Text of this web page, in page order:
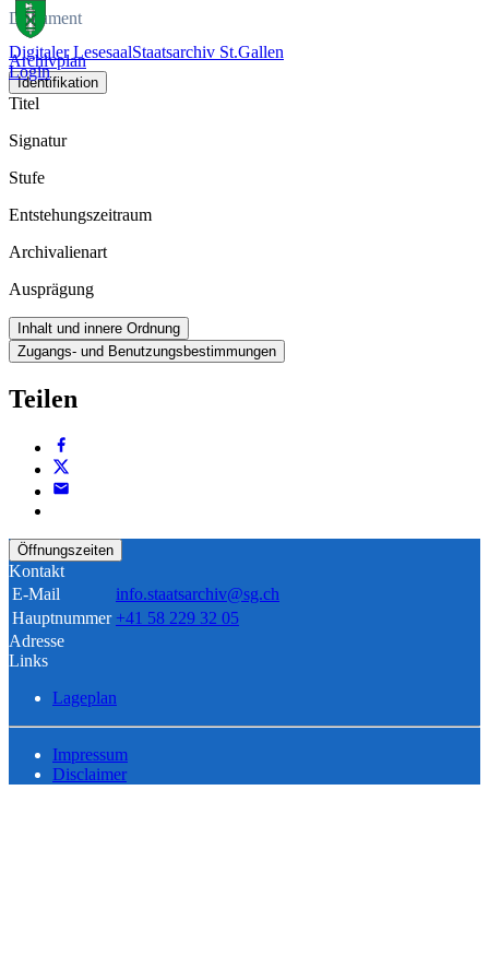
Digitaler LesesaalStaatsarchiv St.Gallen
Login
Dokument
Archivplan
Identifikation
Titel
Signatur
Stufe
Entstehungszeitraum
Archivalienart
Ausprägung
Inhalt und innere Ordnung
Zugangs- und Benutzungsbestimmungen
Teilen
Öffnungszeiten
Kontakt
E-Mail
info.staatsarchiv@sg.ch
Hauptnummer +41 58 229 32 05
Adresse
Links
Lageplan
Impressum
Disclaimer